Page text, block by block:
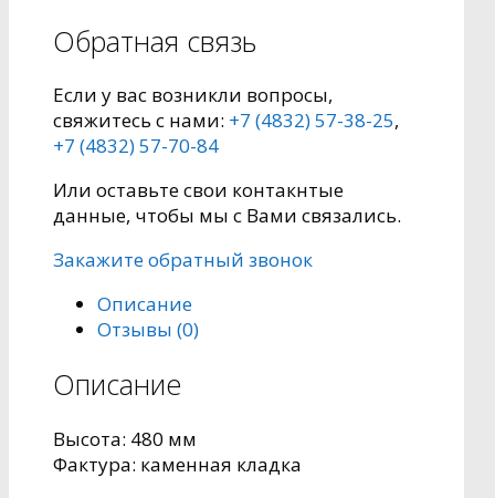
Обратная связь
Если у вас возникли вопросы,
свяжитесь с нами: +7 (4832) 57-38-25,
+7 (4832) 57-70-84
Или оставьте свои контакнтые
данные, чтобы мы с Вами связались.
Закажите обратный звонок
Описание
Отзывы (0)
Описание
Высота: 480 мм
Фактура: каменная кладка